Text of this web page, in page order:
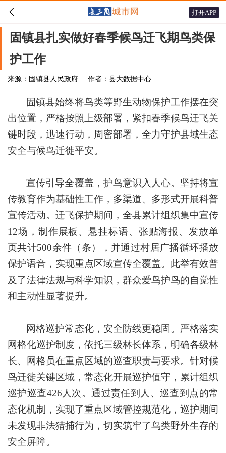
 打开APP
固镇县扎实做好春季候鸟迁飞期鸟类保
护工作
来源：固镇县人民政府 作者：县大数据中心
固镇县始终将鸟类等野生动物保护工作摆在突
出位置，严格按照上级部署，紧扣春季候鸟迁飞关
键时段，迅速行动，周密部署，全力守护县域生态
安全与候鸟迁徙平安。
宣传引导全覆盖，护鸟意识入人心。坚持将宣
传教育作为基础性工作，多渠道、多形式开展科普
宣传活动。迁飞保护期间，全县累计组织集中宣传
12场，制作展板、悬挂标语、张贴海报、发放单
页共计500余件（条），并通过村居广播循环播放
保护语音，实现重点区域宣传全覆盖。此举有效普
及了法律法规与科学知识，群众爱鸟护鸟的自觉性
和主动性显著提升。
网格巡护常态化，安全防线更稳固。严格落实
网格化巡护制度，依托三级林长体系，明确各级林
长、网格员在重点区域的巡查职责与要求。针对候
鸟迁徙关键区域，常态化开展巡护值守，累计组织
巡护巡查426人次。通过责任到人、巡查到点的常
态化机制，实现了重点区域管控规范化，巡护期间
未发现非法猎捕行为，切实筑牢了鸟类野外生存的
安全屏障。